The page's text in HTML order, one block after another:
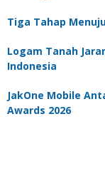
Tiga Tahap
Logam Tanah
Indonesia
JakOne Mobile
Awards 2026